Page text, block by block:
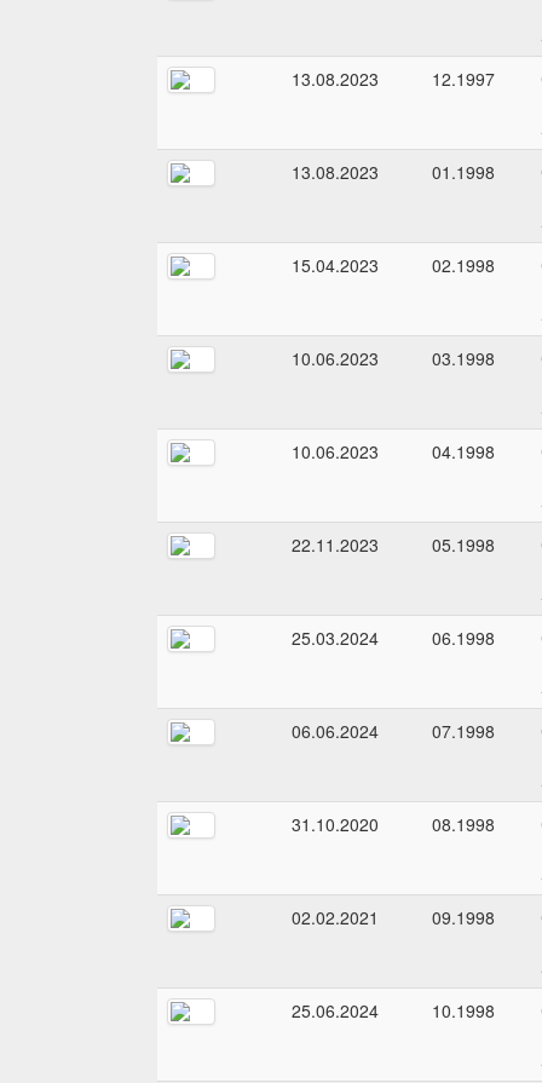
13.08.2023
12.1997
13.08.2023
01.1998
15.04.2023
02.1998
10.06.2023
03.1998
10.06.2023
04.1998
22.11.2023
05.1998
25.03.2024
06.1998
06.06.2024
07.1998
31.10.2020
08.1998
02.02.2021
09.1998
25.06.2024
10.1998